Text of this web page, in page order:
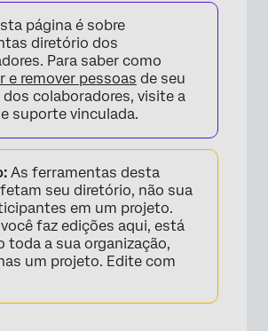
de participação em nível
página é sobre
diretório dos
Para saber como
e remover pessoas de seu
colaboradores, visite a
suporte vinculada.
As ferramentas desta
seu diretório, não sua
em um projeto.
faz edições aqui, está
toda a sua organização,
um projeto. Edite com